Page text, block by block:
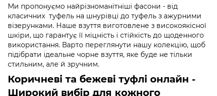
Ми пропонуємо найрізноманітніші фасони - від
класичних туфель на шнурівці до туфель з ажурними
візерунками. Наше взуття виготовлене з високоякісної
шкіри, що гарантує її міцність і стійкість до щоденного
використання. Варто переглянути нашу колекцію, щоб
підібрати ідеальне чорне взуття, яке буде не тільки
стильним, але й зручним.
Коричневі та бежеві туфлі онлайн -
Широкий вибір для кожного